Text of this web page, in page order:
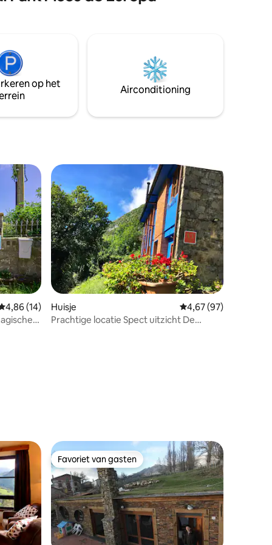
Cudillero, Luanco en Candás. In de
op het
Airconditioning
beoordeling van 4,86 uit 5, 14 recensies
4,86 (14)
Huisje Gemiddelde
4,67 (97)
Prachtige locatie Spect uitzicht De
Favoriet van gasten
Favoriet van gasten